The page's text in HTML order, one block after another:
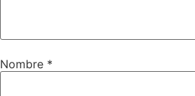
Nombre *